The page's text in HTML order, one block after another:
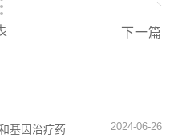
下一篇
基因治疗药
2024-06-26